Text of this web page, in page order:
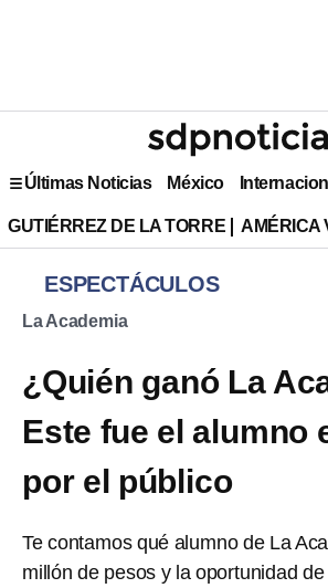
Últimas Noticias México
GUTIÉRREZ DE LA TORRE AMÉRICA
ESPECTÁCULOS
La Academia
¿Quién ganó La
Este fue el alumno
por el público
Te contamos qué alumno de La
millón de pesos y la oportunidad